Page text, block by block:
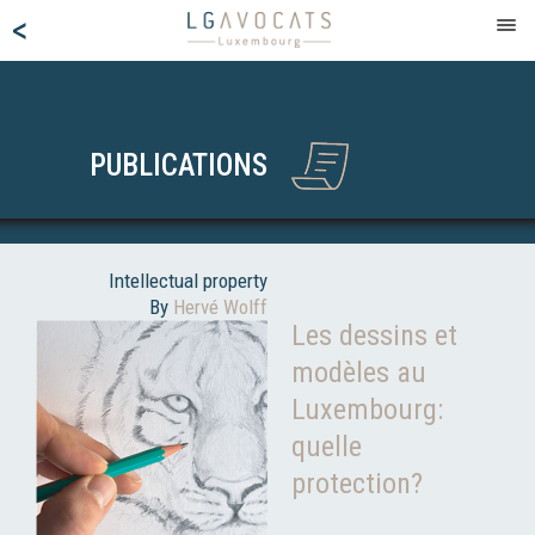
<
PUBLICATIONS
Intellectual property
By Hervé Wolff
Les dessins et
modèles au
Luxembourg:
quelle
protection?